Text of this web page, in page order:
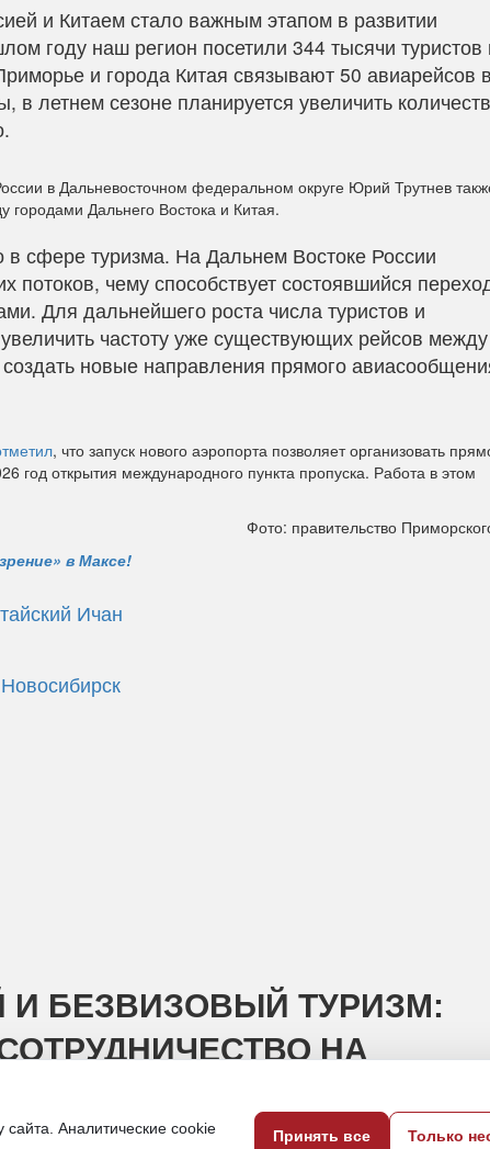
и Китаем стало важным этапом в развитии
году наш регион посетили 344 тысячи туристов
и города Китая связывают 50 авиарейсов в
летнем сезоне планируется увеличить
в Дальневосточном федеральном округе Юрий Трутнев
городами Дальнего Востока и Китая.
сфере туризма. На Дальнем Востоке России
потоков, чему способствует состоявшийся
Для дальнейшего роста числа туристов и
частоту уже существующих рейсов между
новые направления прямого
, что запуск нового аэропорта позволяет организовать
год открытия международного пункта пропуска. Работа в этом
Фото: правительство
в Максе!
Ичан
БЕЗВИЗОВЫЙ ТУРИЗМ:
НА
Аналитические cookie
Принять все Только